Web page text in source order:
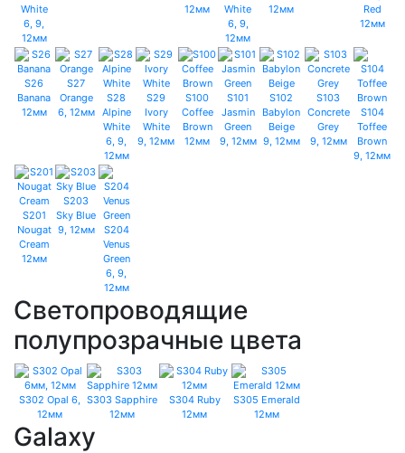
White
6, 9,
12мм
12мм
White
6, 9,
12мм
12мм
Red
12мм
S26
Banana
12мм
S27
Orange
6, 12мм
S28
Alpine
White
6, 9,
12мм
S29
Ivory
White
9, 12мм
S100
Coffee
Brown
12мм
S101
Jasmin
Green
9, 12мм
S102
Babylon
Beige
9, 12мм
S103
Concrete
Grey
9, 12мм
S104
Toffee
Brown
9, 12мм
S201
Nougat
Cream
12мм
S203
Sky Blue
9, 12мм
S204
Venus
Green
6, 9,
12мм
Светопроводящие
полупрозрачные цвета
S302 Opal 6,
12мм
S303 Sapphire
12мм
S304 Ruby
12мм
S305 Emerald
12мм
Galaxy